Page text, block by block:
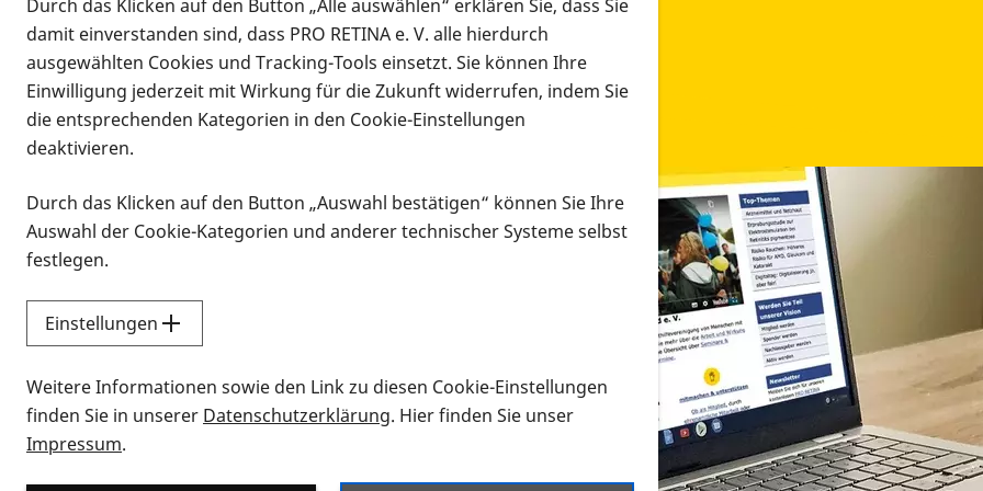
Infomaterial
Infomaterial
Vorlesen
Alle Infomaterialien in verschiedenen Formaten an
Sie möchten wissen, wie Sie nach Infonmaterial suchen und dieses bestellen bzw. herunterladen
Durch das Klicken auf den Button „Alle auswählen“ erklären Sie, dass Sie
damit einverstanden sind, dass PRO RETINA e. V. alle hierdurch
ausgewählten Cookies und Tracking-Tools einsetzt. Sie können Ihre
Einwilligung jederzeit mit Wirkung für die Zukunft widerrufen, indem Sie
die entsprechenden Kategorien in den Cookie-Einstellungen
deaktivieren.
Durch das Klicken auf den Button „Auswahl bestätigen“ können Sie Ihre
Auswahl der Cookie-Kategorien und anderer technischer Systeme selbst
festlegen.
Einstellungen
Weitere Informationen sowie den Link zu diesen Cookie-Einstellungen
finden Sie in unserer Datenschutzerklärung. Hier finden Sie unser
Impressum.